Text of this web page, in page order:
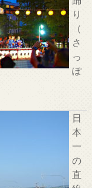
り
（
さ
っ
ぽ
日
本
一
の
直